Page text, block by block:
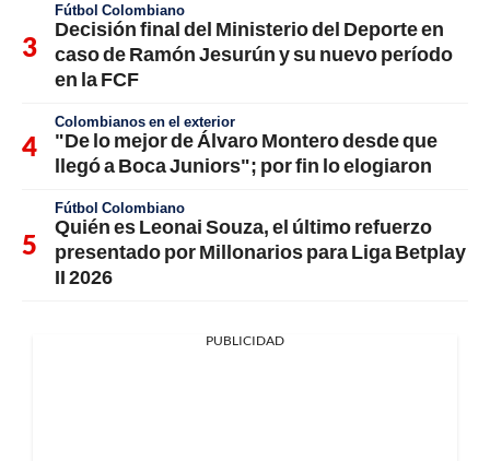
Fútbol Colombiano
Decisión final del Ministerio del Deporte en
caso de Ramón Jesurún y su nuevo período
en la FCF
Colombianos en el exterior
"De lo mejor de Álvaro Montero desde que
llegó a Boca Juniors"; por fin lo elogiaron
Fútbol Colombiano
Quién es Leonai Souza, el último refuerzo
presentado por Millonarios para Liga Betplay
II 2026
PUBLICIDAD